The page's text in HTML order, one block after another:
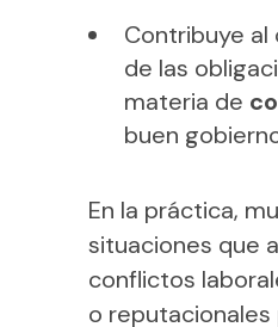
Contribuye
de las
materia de
buen
En la práctica,
situaciones que
conflictos
o reputacionales